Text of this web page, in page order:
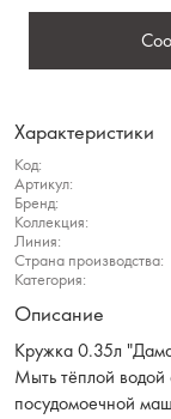
Характеристики
Код:
Артикул:
Бренд:
Коллекция:
Линия:
Страна производства:
Категория:
Описание
Кружка 0.35л
Мыть тёплой
посудомоечной